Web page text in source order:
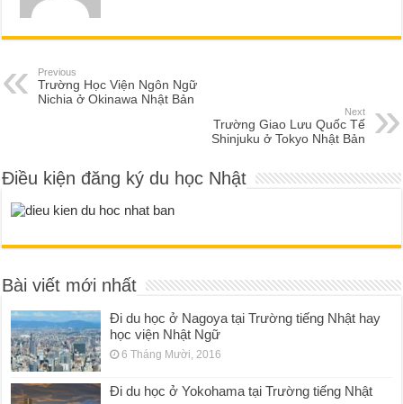
Previous
Trường Học Viện Ngôn Ngữ
Nichia ở Okinawa Nhật Bản
Next
Trường Giao Lưu Quốc Tế
Shinjuku ở Tokyo Nhật Bản
Điều kiện đăng ký du học Nhật
Bài viết mới nhất
Đi du học ở Nagoya tại Trường tiếng Nhật hay
học viện Nhật Ngữ
6 Tháng Mười, 2016
Đi du học ở Yokohama tại Trường tiếng Nhật